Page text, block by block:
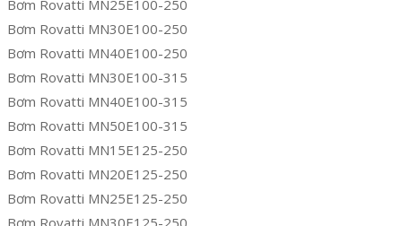
Bơm Rovatti MN25E100-250
Bơm Rovatti MN30E100-250
Bơm Rovatti MN40E100-250
Bơm Rovatti MN30E100-315
Bơm Rovatti MN40E100-315
Bơm Rovatti MN50E100-315
Bơm Rovatti MN15E125-250
Bơm Rovatti MN20E125-250
Bơm Rovatti MN25E125-250
Bơm Rovatti MN30E125-250